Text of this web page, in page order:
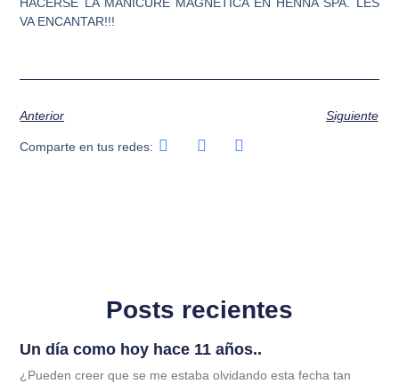
HACERSE LA MANICURE MAGNÉTICA EN HENNA SPA. LES
VA ENCANTAR!!!
Anterior Siguiente
Comparte en tus redes:
Posts recientes
Un día como hoy hace 11 años..
¿Pueden creer que se me estaba olvidando esta fecha tan